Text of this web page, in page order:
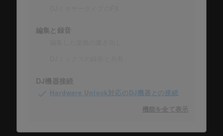
編集と録音
DJ機器接続
Hardware Unlock対応のDJ機器との接続
機能を全て表示